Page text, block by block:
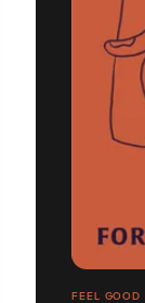
FEEL GOOD